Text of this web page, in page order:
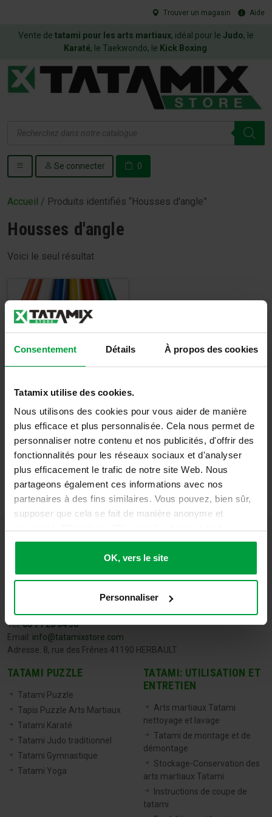
Consentement Détails À propos des cookies
Tatamix utilise des cookies.
Nous utilisons des cookies pour vous aider de manière
plus efficace et plus personnalisée. Cela nous permet de
personnaliser notre contenu et nos publicités, d'offrir des
fonctionnalités pour les réseaux sociaux et d'analyser
plus efficacement le trafic de notre site Web. Nous
partageons également ces informations avec nos
partenaires à des fins similaires. Vous pouvez, bien sûr,
supposer que cela se fait de manière anonyme et
accepter ou ajustez manuellement vos préférences.
OK, vers le site
Personnaliser
Trouver un magasin Aide
Vente de tatami pour les arts martiaux, idéal pour le Judo, le
Karaté, le Taekwondo, le Kick Boxing
de
Se connecter 0
Accueil / Produits identifiés “Housses d'angle”
Housses d'angle
Voici le seul résultat
Protection murale
PVC
Détails
Tel:06 71 20 04 30
Email: info@tatamixstore.com
Adresse: 8, rue des Frênes 41190 HERBAULT
TATAMI PUZZLE
Tatami Puzzle
Tapis Puzzle Arts Martiaux
Tatami Karaté
Tatami Judo traditionnel
Tatami Gymnastique
Tatami Yoga
TATAMI: UTILISATION ET
ENTRETIEN
Arts martiaux Tatami
nettoyage et lavage
Tatami de montage et de
démontage
Stockage-Conservation des
arts martiaux Tatami
Instructions de coupe de
tatami